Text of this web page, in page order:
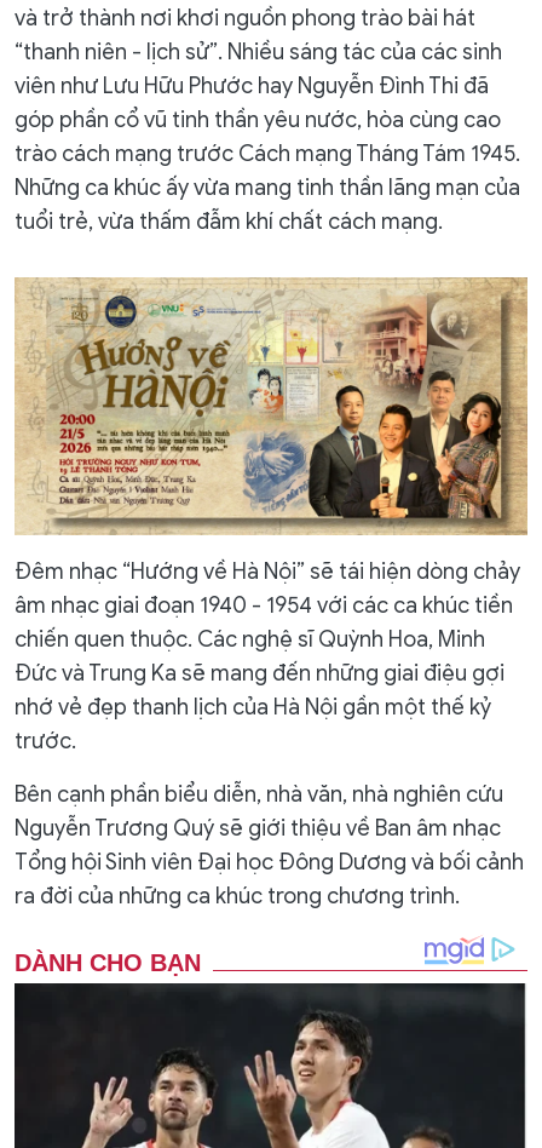
và trở thành nơi khơi nguồn phong trào bài hát
“thanh niên - lịch sử”. Nhiều sáng tác của các sinh
viên như Lưu Hữu Phước hay Nguyễn Đình Thi đã
góp phần cổ vũ tinh thần yêu nước, hòa cùng cao
trào cách mạng trước Cách mạng Tháng Tám 1945.
Những ca khúc ấy vừa mang tinh thần lãng mạn của
tuổi trẻ, vừa thấm đẫm khí chất cách mạng.
Đêm nhạc “Hướng về Hà Nội” sẽ tái hiện dòng chảy
âm nhạc giai đoạn 1940 - 1954 với các ca khúc tiền
chiến quen thuộc. Các nghệ sĩ Quỳnh Hoa, Minh
Đức và Trung Ka sẽ mang đến những giai điệu gợi
nhớ vẻ đẹp thanh lịch của Hà Nội gần một thế kỷ
trước.
Bên cạnh phần biểu diễn, nhà văn, nhà nghiên cứu
Nguyễn Trương Quý sẽ giới thiệu về Ban âm nhạc
Tổng hội Sinh viên Đại học Đông Dương và bối cảnh
ra đời của những ca khúc trong chương trình.